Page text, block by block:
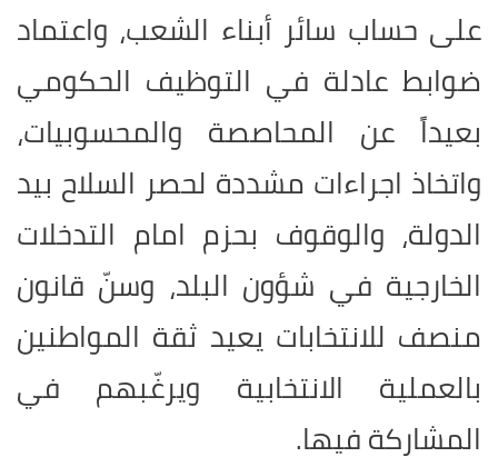
على حساب سائر أبناء الشعب، واعتماد
ضوابط عادلة في التوظيف الحكومي
بعيداً عن المحاصصة والمحسوبيات،
واتخاذ اجراءات مشددة لحصر السلاح بيد
الدولة، والوقوف بحزم امام التدخلات
الخارجية في شؤون البلد، وسنّ قانون
منصف للانتخابات يعيد ثقة المواطنين
بالعملية الانتخابية ويرغّبهم في
المشاركة فيها.